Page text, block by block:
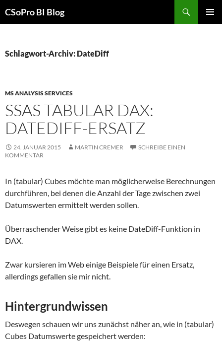
Inhalt
CSoPro BI Blog
Schlagwort-Archiv: DateDiff
MS ANALYSIS SERVICES
SSAS TABULAR DAX:
DATEDIFF-ERSATZ
24. JANUAR 2015 MARTIN CREMER
SCHREIBE EINEN
KOMMENTAR
In (tabular) Cubes möchte man möglicherweise Berechnungen
durchführen, bei denen die Anzahl der Tage zwischen zwei
Datumswerten ermittelt werden sollen.
Überraschender Weise gibt es keine DateDiff-Funktion in
DAX.
Zwar kursieren im Web einige Beispiele für einen Ersatz,
allerdings gefallen sie mir nicht.
Hintergrundwissen
Deswegen schauen wir uns zunächst näher an, wie in (tabular)
Cubes Datumswerte gespeichert werden: